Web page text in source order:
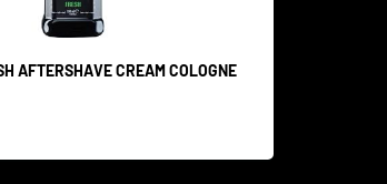
AFTERSHAVE CREAM COLOGNE